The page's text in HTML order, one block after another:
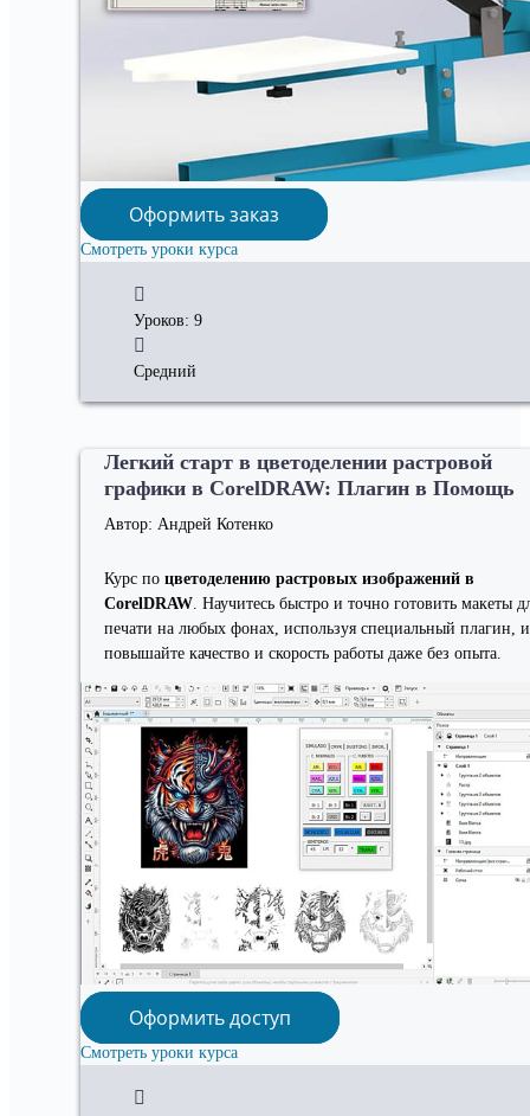
Уроков: 9
Средний
Оформить заказ
Смотреть уроки курса
Легкий старт в цветоделении растровой
графики в CorelDRAW: Плагин в Помощь
Автор: Андрей Котенко
Курс по цветоделению растровых изображений в
CorelDRAW . Научитесь быстро и точно готовить макеты
печати на любых фонах, используя специальный плагин, и
повышайте качество и скорость работы даже без опыта.
Оформить доступ
Смотреть уроки курса